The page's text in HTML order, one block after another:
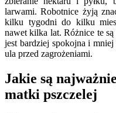
larwami. Robotnice żyją
kilku tygodni do kilku
nawet kilka lat. Różnice te
jest bardziej spokojna i
ula przed zagrożeniami.
Jakie są
matki pszczelej